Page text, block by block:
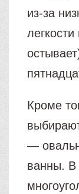
из-за
Кроме
—
ванны. В